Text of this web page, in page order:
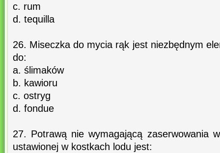
c. rum
d. tequilla
26. Miseczka do mycia rąk jest niezbędnym
do:
a. ślimaków
b. kawioru
c. ostryg
d. fondue
27. Potrawą nie wymagającą zaserwowania
ustawionej w kostkach lodu jest: